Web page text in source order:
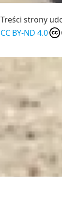
Treści strony
CC BY-ND 4.0